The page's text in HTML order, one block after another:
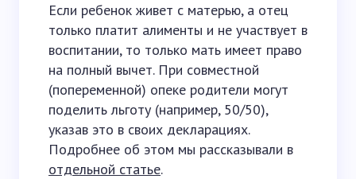
Если ребенок живет с матерью, а отец
только платит алименты и не участвует в
воспитании, то только мать имеет право
на полный вычет. При совместной
(попеременной) опеке родители могут
поделить льготу (например, 50/50),
указав это в своих декларациях.
Подробнее об этом мы рассказывали в
отдельной статье.